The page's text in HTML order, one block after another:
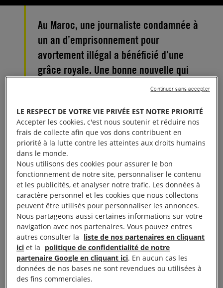
Au Maroc, une journaliste condamnée à
un an d’emprisonnement pour
avortement illégal a bénéficié d’une
grâce royale. Une bonne nouvelle qui
n’efface pas l’injustice dont elle a été
La journaliste Hajar Raissouni, condamnée à un an
d’emprisonnement « pour avortement illégal », a été
remise en liberté le 16 octobre 2019, à la faveur
d’une grâce royale. Cette grâce a également été
accordée à son fiancé et aux trois membres du
personnel médical impliqués dans cette affaire.
C’est avec un immense soulagement que nous
avons appris la libération de Hajar Raissouni. Nous
nous étions mobilisés depuis des mois pour obtenir
sa libération, notamment à travers notre réseau
d’actions urgentes. Il n’en reste pas moins que la
LE RESPECT DE VOTRE VIE PRIVÉE EST NOTRE PRIORITÉ
Accepter les cookies, c'est nous soutenir et réduire nos
frais de collecte afin que vos dons contribuent en
priorité à la lutte contre les atteintes aux droits humains
dans le monde.
Nous utilisons des cookies pour assurer le bon
fonctionnement de notre site, personnaliser le contenu
et les publicités, et analyser notre trafic. Les données à
caractère personnel et les cookies que nous collectons
peuvent être utilisés pour personnaliser les annonces.
Nous partageons aussi certaines informations sur votre
navigation avec nos partenaires. Vous pouvez entres
autres consulter la liste de nos partenaires en cliquant
ici et la politique de confidentialité de notre
partenaire Google en cliquant ici. En aucun cas les
données de nos bases ne sont revendues ou utilisées à
des fins commerciales.
Continuer sans accepter